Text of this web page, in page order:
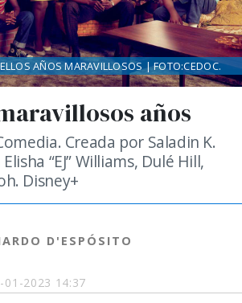
01-2023 14:37
años
Creada por Saladin K.
“EJ” Williams, Dulé Hill,
Disney+
D'ESPÓSITO
AÑOS MARAVILLOSOS | FOTO:CEDOC.